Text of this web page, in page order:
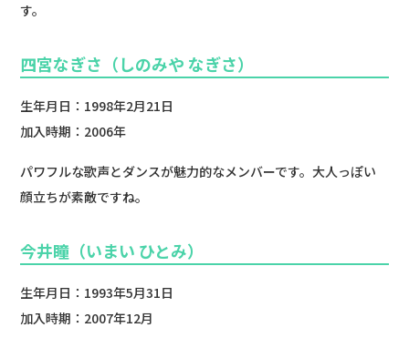
す。
四宮なぎさ（しのみや なぎさ）
生年月日：1998年2月21日
加入時期：2006年
パワフルな歌声とダンスが魅力的なメンバーです。大人っぽい
顔立ちが素敵ですね。
今井瞳（いまい ひとみ）
生年月日：1993年5月31日
加入時期：2007年12月